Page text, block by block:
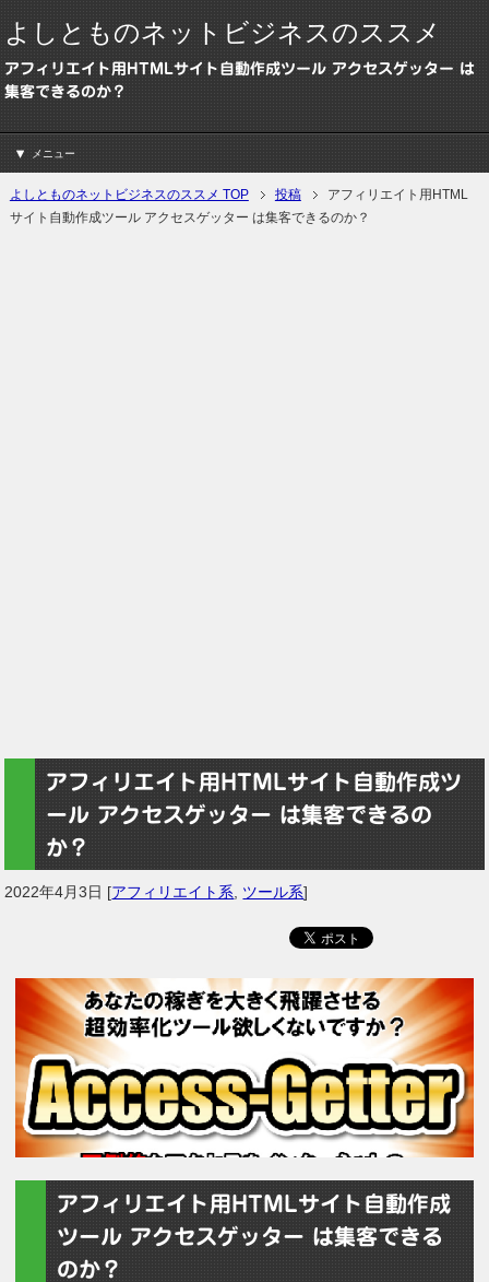
よしとものネットビジネスのススメ
アフィリエイト用HTMLサイト自動作成ツール アクセスゲッター は
集客できるのか？
メニュー
よしとものネットビジネスのススメ TOP 投稿
アフィリエイト用HTML
サイト自動作成ツール アクセスゲッター は集客できるのか？
アフィリエイト用HTMLサイト自動作成ツ
ール アクセスゲッター は集客できるの
か？
2022年4月3日 [アフィリエイト系 ツール系]
アフィリエイト用HTMLサイト自動作成
ツール アクセスゲッター は集客できる
のか？